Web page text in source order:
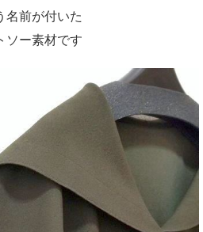
名前が付いた
ソー素材です